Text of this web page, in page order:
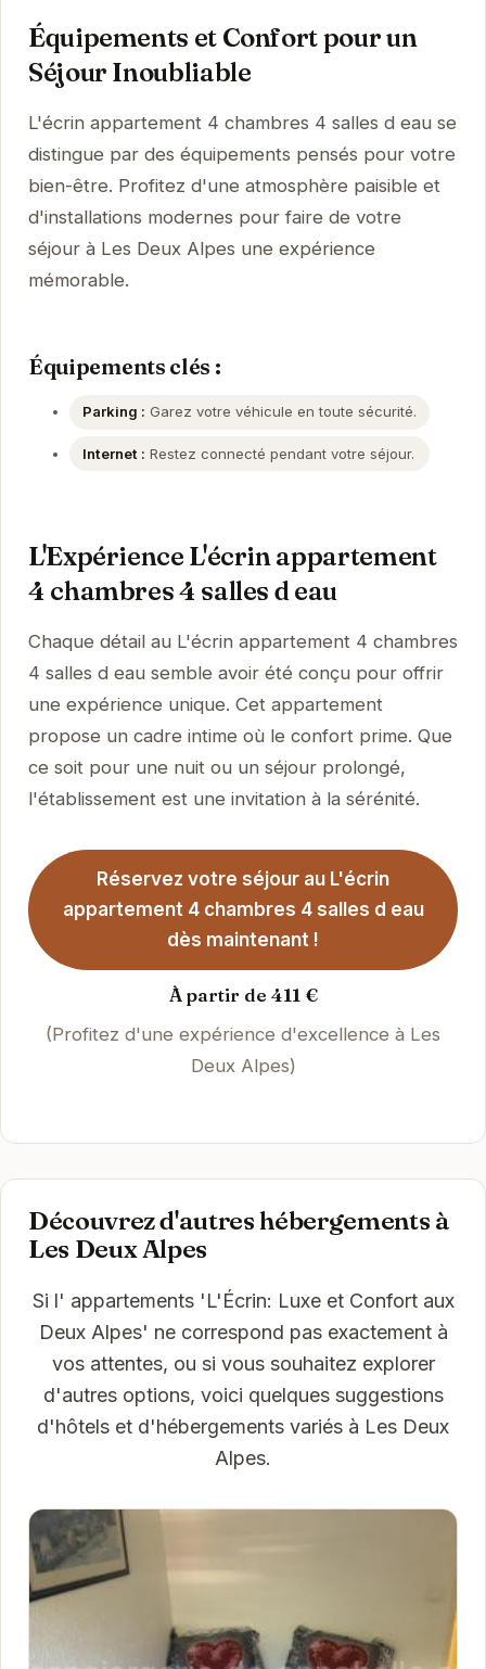
Équipements et Confort pour un
Séjour Inoubliable
L'écrin appartement 4 chambres 4 salles d eau se
distingue par des équipements pensés pour votre
bien-être. Profitez d'une atmosphère paisible et
d'installations modernes pour faire de votre
séjour à Les Deux Alpes une expérience
mémorable.
Équipements clés :
Parking : Garez votre véhicule en toute sécurité.
Internet : Restez connecté pendant votre séjour.
L'Expérience L'écrin appartement
4 chambres 4 salles d eau
Chaque détail au L'écrin appartement 4 chambres
4 salles d eau semble avoir été conçu pour offrir
une expérience unique. Cet appartement
propose un cadre intime où le confort prime. Que
ce soit pour une nuit ou un séjour prolongé,
l'établissement est une invitation à la sérénité.
Réservez votre séjour au L'écrin
appartement 4 chambres 4 salles d eau
dès maintenant !
À partir de 411 €
(Profitez d'une expérience d'excellence à Les
Deux Alpes)
Découvrez d'autres hébergements à
Les Deux Alpes
Si l' appartements 'L'Écrin: Luxe et Confort aux
Deux Alpes' ne correspond pas exactement à
vos attentes, ou si vous souhaitez explorer
d'autres options, voici quelques suggestions
d'hôtels et d'hébergements variés à Les Deux
Alpes.